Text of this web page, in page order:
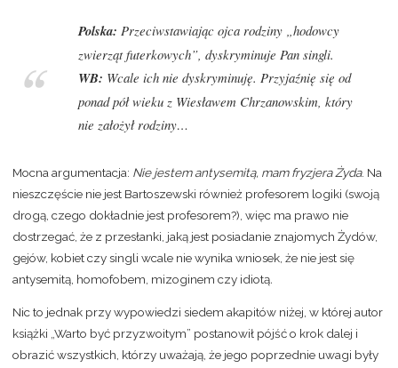
Polska: Przeciwstawiając ojca rodziny „hodowcy
zwierząt futerkowych”, dyskryminuje Pan singli.
WB: Wcale ich nie dyskryminuję. Przyjaźnię się od
ponad pół wieku z Wiesławem Chrzanowskim, który
nie założył rodziny…
Mocna argumentacja: Nie jestem antysemitą, mam fryzjera Żyda. Na
nieszczęście nie jest Bartoszewski również profesorem logiki (swoją
drogą, czego dokładnie jest profesorem?), więc ma prawo nie
dostrzegać, że z przesłanki, jaką jest posiadanie znajomych Żydów,
gejów, kobiet czy singli wcale nie wynika wniosek, że nie jest się
antysemitą, homofobem, mizoginem czy idiotą.
Nic to jednak przy wypowiedzi siedem akapitów niżej, w której autor
książki „Warto być przyzwoitym” postanowił pójść o krok dalej i
obrazić wszystkich, którzy uważają, że jego poprzednie uwagi były